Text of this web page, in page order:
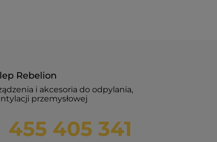
Rebelion
i akcesoria do odpylania,
przemysłowej
455 405 341